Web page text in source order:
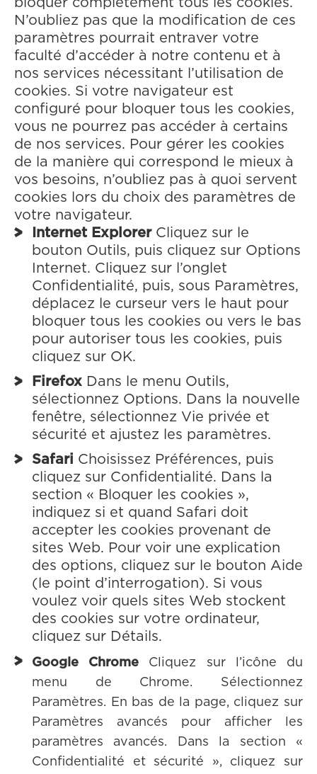
bloquer complètement tous les cookies.
N’oubliez pas que la modification de ces
paramètres pourrait entraver votre
faculté d’accéder à notre contenu et à
nos services nécessitant l’utilisation de
cookies. Si votre navigateur est
configuré pour bloquer tous les cookies,
vous ne pourrez pas accéder à certains
de nos services. Pour gérer les cookies
de la manière qui correspond le mieux à
vos besoins, n’oubliez pas à quoi servent
cookies lors du choix des paramètres de
votre navigateur.
Internet ExplorerCliquez sur le
bouton Outils, puis cliquez sur Options
Internet. Cliquez sur l’onglet
Confidentialité, puis, sous Paramètres,
déplacez le curseur vers le haut pour
bloquer tous les cookies ou vers le bas
pour autoriser tous les cookies, puis
cliquez sur OK.
Firefox Dans le menu Outils,
sélectionnez Options. Dans la nouvelle
fenêtre, sélectionnez Vie privée et
sécurité et ajustez les paramètres.
Safari Choisissez Préférences, puis
cliquez sur Confidentialité. Dans la
section « Bloquer les cookies »,
indiquez si et quand Safari doit
accepter les cookies provenant de
sites Web. Pour voir une explication
des options, cliquez sur le bouton Aide
(le point d’interrogation). Si vous
voulez voir quels sites Web stockent
des cookies sur votre ordinateur,
cliquez sur Détails.
Google Chrome Cliquez sur l’icône du
menu de Chrome. Sélectionnez
Paramètres. En bas de la page, cliquez sur
Paramètres avancés pour afficher les
paramètres avancés. Dans la section «
Confidentialité et sécurité », cliquez sur